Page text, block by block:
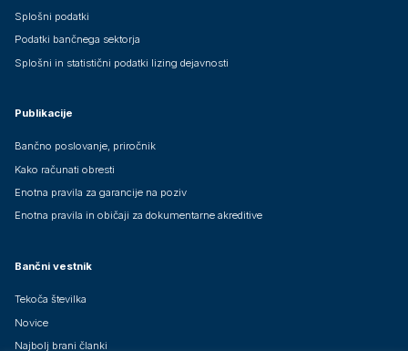
Splošni podatki
Podatki bančnega sektorja
Splošni in statistični podatki lizing dejavnosti
Publikacije
Bančno poslovanje, priročnik
Kako računati obresti
Enotna pravila za garancije na poziv
Enotna pravila in običaji za dokumentarne akreditive
Bančni vestnik
Tekoča številka
Novice
Najbolj brani članki